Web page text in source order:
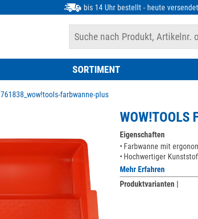
bis 14 Uhr bestellt - heute versendet
SORTIMENT
761838_wow!tools-farbwanne-plus
WOW!TOOLS
Eigenschaften
Farbwanne mit
Hochwertiger
Mehr Erfahren
Produktvarianten |